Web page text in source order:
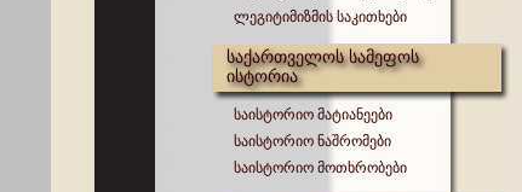
ლეგიტიმიზმის საკითხები
საქართველოს სამეფოს
ისტორია
საისტორიო მატიანეები
საისტორიო ნაშრომები
საისტორიო მოთხრობები